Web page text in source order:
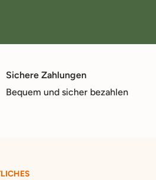
Sichere Zahlungen
Bequem und sicher bezahlen